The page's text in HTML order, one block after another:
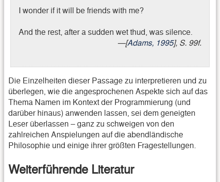
I wonder if it will be friends with me?
And the rest, after a sudden wet thud, was silence.
[Adams, 1995], S. 99f.
Die Einzelheiten dieser Passage zu interpretieren und zu
überlegen, wie die angesprochenen Aspekte sich auf das
Thema Namen im Kontext der Programmierung (und
darüber hinaus) anwenden lassen, sei dem geneigten
Leser überlassen – ganz zu schweigen von den
zahlreichen Anspielungen auf die abendländische
Philosophie und einige ihrer größten Fragestellungen.
Weiterführende Literatur